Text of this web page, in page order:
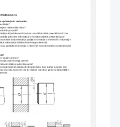
2014/15
v primerjavi s sestavnico.
z delavniško risbo?
procesih?
trije dokumenti in sicer: montažna risba, montažni načrt ter
potrebne informacije z montažo izdelka, sestava ali pod-
montažne dokumentacije podaja informacije o elementih in razmerjih
je namenjena izdelavi določenega elementa.
podajati informacije o razmerjih med elementi in sestavnimi deli
skupini ujemov?
posameznega ujema?
in zakaj so potrebni ujemi?
merama dveh združenih strojnih delov (npr. luknje in čepa). Dva
imensko mero (Di= di) ter različni toleranci, glede na kateri lahko